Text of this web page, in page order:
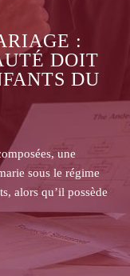
:
LES
HÉRITIERS
?
non bénéficiaires
au refus de
bénéficiaire,